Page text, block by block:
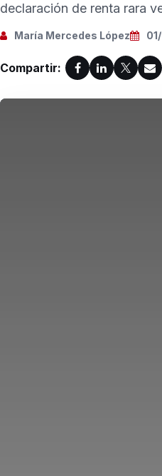
declaración de renta rara
María Mercedes López
Compartir: